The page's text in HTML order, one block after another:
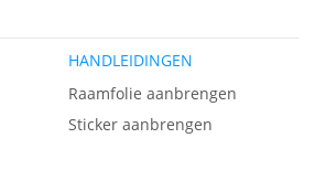
HANDLEIDINGEN
Raamfolie aanbrengen
Sticker aanbrengen